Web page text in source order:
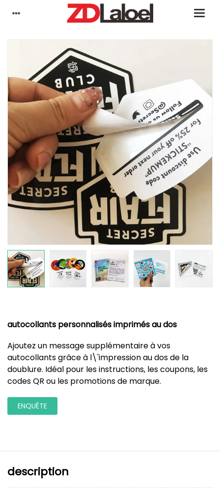
autocollants personnalisés imprimés au dos
Ajoutez un message supplémentaire à vos
autocollants grâce à l\'impression au dos de la
doublure. Idéal pour les instructions, les coupons, les
codes QR ou les promotions de marque.
ENQUÊTE
description